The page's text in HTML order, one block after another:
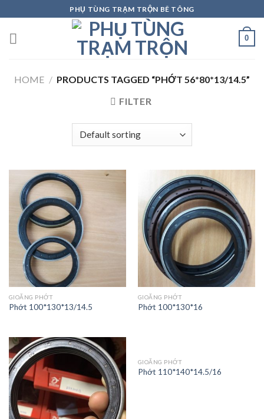
to
content
PHỤ TÙNG TRẠM TRỘN BÊ TÔNG
0
HOME / PRODUCTS TAGGED “PHỚT 56*80*13/14.5”
FILTER
GIOĂNG PHỚT
Phớt 100*130*13/14.5
GIOĂNG PHỚT
Phớt 100*130*16
GIOĂNG PHỚT
Phớt 110*140*14.5/16